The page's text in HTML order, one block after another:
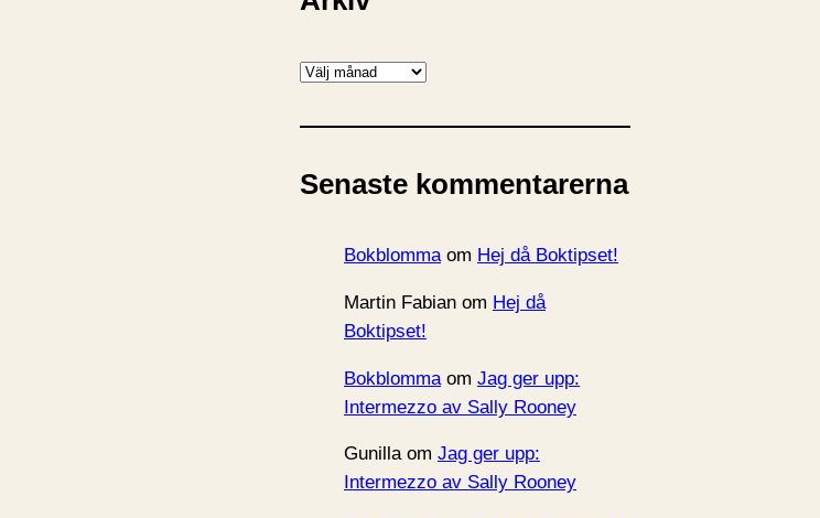
A
k
v
Senaste kommentarerna
Bokblommaom Hej då Boktipset!
Martin Fabian om Hej då
Boktipset!
Bokblomma om Jag ger upp:
Intermezzo av Sally Rooney
Gunillaom Jag ger upp:
Intermezzo av Sally Rooney